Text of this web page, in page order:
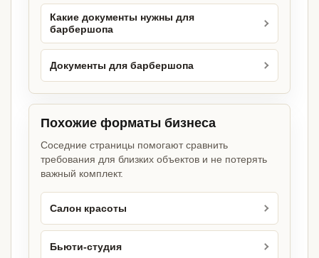
Какие документы нужны для
барбершопа
Документы для барбершопа
Похожие форматы бизнеса
Соседние страницы помогают сравнить
требования для близких объектов и не потерять
важный комплект.
Салон красоты
Бьюти-студия